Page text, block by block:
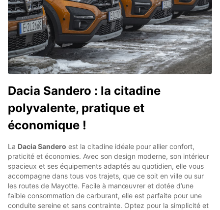
Dacia Sandero : la citadine
polyvalente, pratique et
économique !
La Dacia Sandero est la citadine idéale pour allier confort,
praticité et économies. Avec son design moderne, son intérieur
spacieux et ses équipements adaptés au quotidien, elle vous
accompagne dans tous vos trajets, que ce soit en ville ou sur
les routes de Mayotte. Facile à manœuvrer et dotée d’une
faible consommation de carburant, elle est parfaite pour une
conduite sereine et sans contrainte. Optez pour la simplicité et